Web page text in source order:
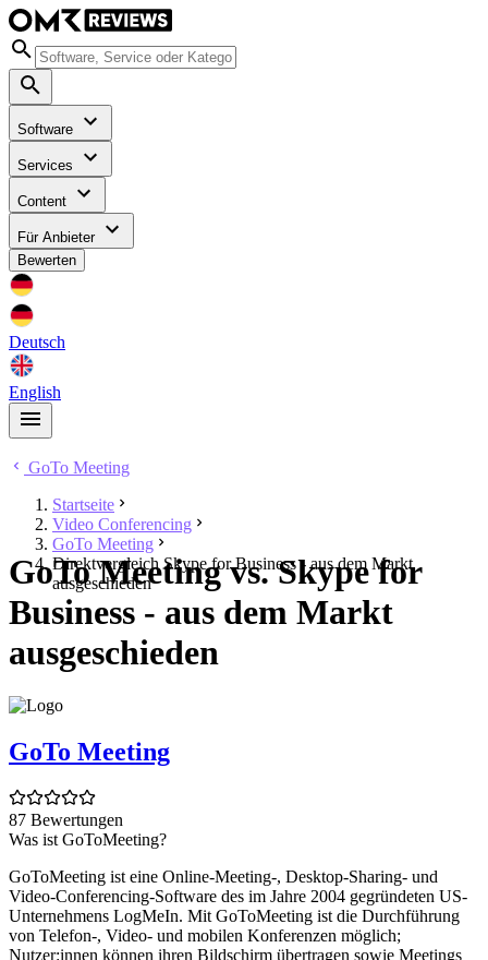
Software
Services
Content
Für Anbieter
Bewerten
Deutsch
English
GoTo Meeting
Startseite
Video Conferencing
GoTo Meeting
Direktvergleich Skype for Business - aus dem Markt
ausgeschieden
GoTo Meeting vs. Skype for
Business - aus dem Markt
ausgeschieden
GoTo Meeting
87 Bewertungen
Was ist GoToMeeting?
GoToMeeting ist eine Online-Meeting-, Desktop-Sharing- und
Video-Conferencing-Software des im Jahre 2004 gegründeten US-
Unternehmens LogMeIn. Mit GoToMeeting ist die Durchführung
von Telefon-, Video- und mobilen Konferenzen möglich;
Nutzer:innen können ihren Bildschirm übertragen sowie Meetings